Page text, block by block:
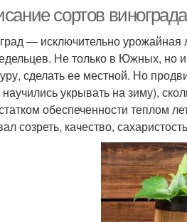
сортов
— исключительно
Не только в Южных, но
сделать ее местной. Но
научились укрывать на зиму),
обеспеченности теплом
созреть, качество,